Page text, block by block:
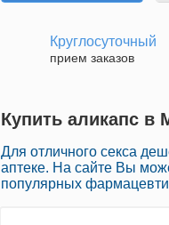
Круглосуточный
прием заказов
Купить аликапс в
Для отличного секса
аптеке. На сайте Вы
популярных